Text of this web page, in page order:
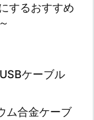
するおすすめ
ケーブル
ム合金ケーブ